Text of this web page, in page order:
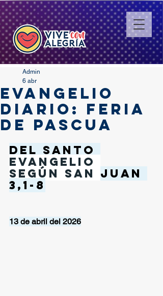
EVANGELIO
DIARIO: FERIA
DE PASCUA
Admin
6 abr
Del santo
Evangelio
según San Juan
3,1-8
13 de abril del 2026